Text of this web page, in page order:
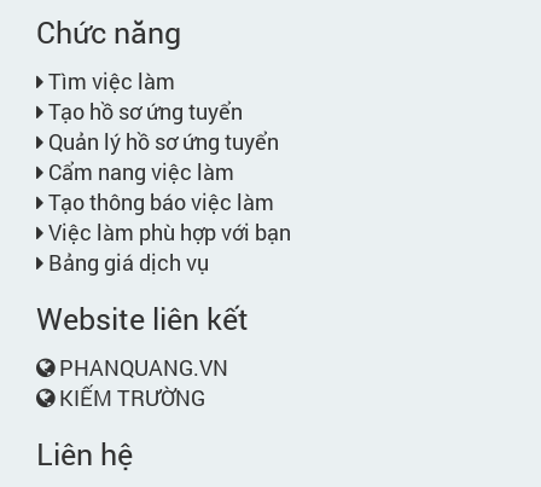
Chức năng
Tìm việc làm
Tạo hồ sơ ứng tuyển
Quản lý hồ sơ ứng tuyển
Cẩm nang việc làm
Tạo thông báo việc làm
Việc làm phù hợp với bạn
Bảng giá dịch vụ
Website liên kết
PHANQUANG.VN
KIẾM TRƯỜNG
Liên hệ